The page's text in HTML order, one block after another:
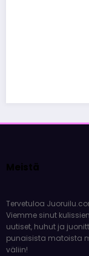
10 huhtikuun,
Meistä
Tervetuloa
Viemme sinut
uutiset, huhut ja
punaisista matoista
väliin!